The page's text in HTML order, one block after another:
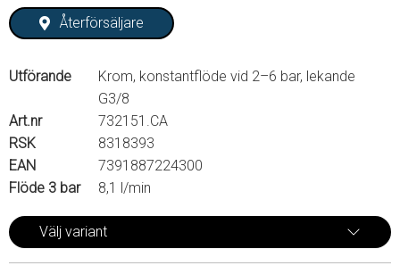
Återförsäljare
Utförande
Krom, konstantflöde vid 2–6 bar, lekande
G3/8
Art.nr
732151.CA
RSK
8318393
EAN
7391887224300
Flöde 3 bar
8,1 l/min
Välj variant